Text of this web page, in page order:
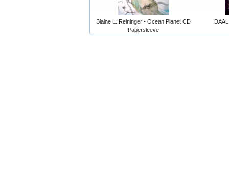
Blaine L. Reininger - Ocean Planet CD
Papersleeve